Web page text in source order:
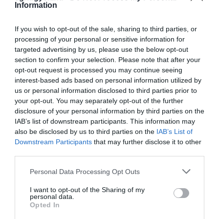
Information
If you wish to opt-out of the sale, sharing to third parties, or
processing of your personal or sensitive information for
targeted advertising by us, please use the below opt-out
section to confirm your selection. Please note that after your
opt-out request is processed you may continue seeing
interest-based ads based on personal information utilized by
us or personal information disclosed to third parties prior to
your opt-out. You may separately opt-out of the further
disclosure of your personal information by third parties on the
IAB’s list of downstream participants. This information may
also be disclosed by us to third parties on the IAB’s List of
Downstream Participants that may further disclose it to other
Please note that this website/app uses one or more Google
not limited to your visit or usage behaviour. You may click to
grant or deny consent to Google and its third-party tags to
use your data for below specified purposes in below Google
Personal Data Processing Opt Outs
I want to opt-out of the Sharing of my
personal data.
Opted In
átúszást és átevezést is
szervezők
(Címlapkép:Élményfalu Sarud, a Tisza-tó
Aktív- és Ökoturisztikai Központja/ Facebook.)
Ne maradjon le a legfrissebb hírekről, kövessen
bennünket az EGRI ÜGYEK Google Hírek oldalán!